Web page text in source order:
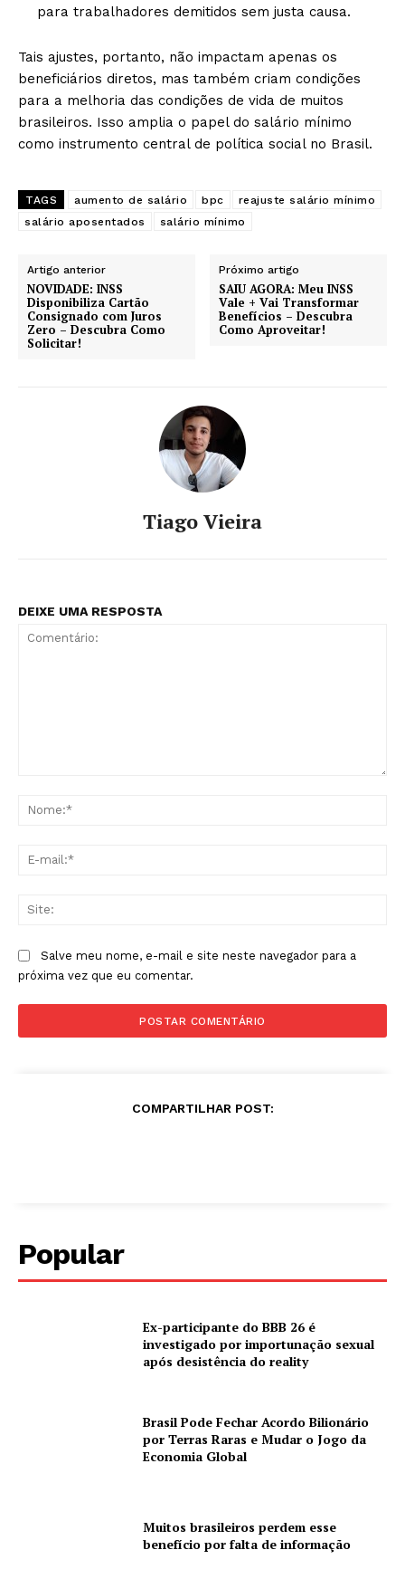
para trabalhadores demitidos sem justa causa.
Tais ajustes, portanto, não impactam apenas os
beneficiários diretos, mas também criam condições
para a melhoria das condições de vida de muitos
brasileiros. Isso amplia o papel do salário mínimo
como instrumento central de política social no Brasil.
TAGS aumento de salário bpc
reajuste salário mínimo
salário aposentados
salário mínimo
Artigo anterior
NOVIDADE: INSS
Disponibiliza Cartão
Consignado com Juros
Zero – Descubra Como
Solicitar!
Próximo artigo
SAIU AGORA: Meu INSS
Vale + Vai Transformar
Benefícios – Descubra
Como Aproveitar!
Tiago Vieira
DEIXE UMA RESPOSTA
Salve meu nome, e-mail e site neste navegador para a
próxima vez que eu comentar.
COMPARTILHAR POST:
Popular
Ex-participante do BBB 26 é
investigado por importunação sexual
após desistência do reality
Brasil Pode Fechar Acordo Bilionário
por Terras Raras e Mudar o Jogo da
Economia Global
Muitos brasileiros perdem esse
benefício por falta de informação